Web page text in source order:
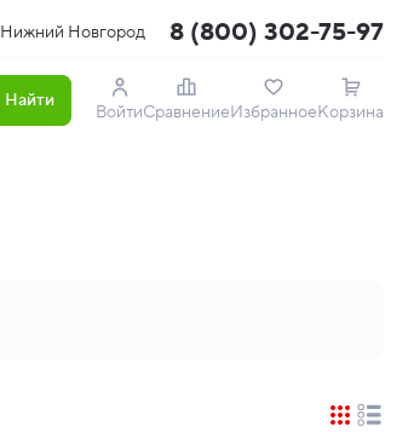
Нижний Новгород 8 (800) 302-75-97
Найти
ВойтиСравнениеИзбранноеКорзина